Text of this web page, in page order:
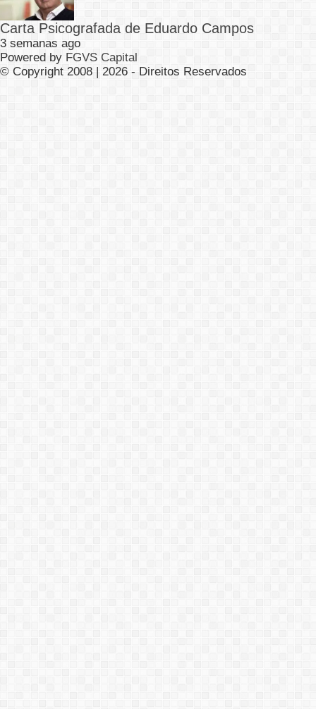
Carta Psicografada de Eduardo Campos
3 semanas ago
Powered by FGVS Capital
© Copyright 2008 | 2026 - Direitos Reservados